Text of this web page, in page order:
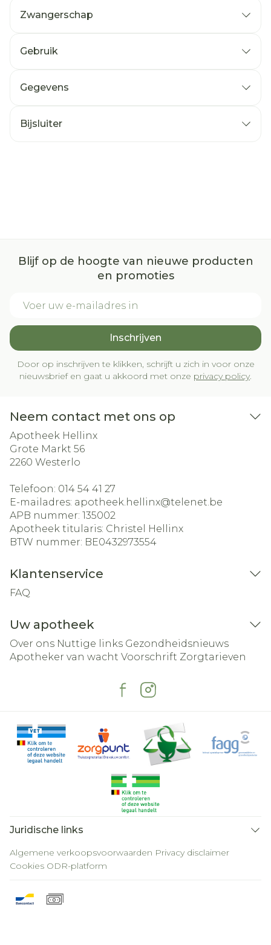
Zwangerschap
Gebruik
Gegevens
Bijsluiter
Blijf op de hoogte van nieuwe producten
en promoties
Inschrijven
Door op inschrijven te klikken, schrijft u zich in voor onze
nieuwsbrief en gaat u akkoord met onze privacy policy.
Neem contact met ons op
Apotheek Hellinx
Grote Markt 56
2260 Westerlo
Telefoon: 014 54 41 27
E-mailadres: apotheek.hellinx@telenet.be
APB nummer: 135002
Apotheek titularis: Christel Hellinx
BTW nummer: BE0432973554
Klantenservice
FAQ
Uw apotheek
Over ons Nuttige links Gezondheidsnieuws
Apotheker van wacht Voorschrift Zorgtarieven
Juridische links
Algemene verkoopsvoorwaarden Privacy disclaimer
Cookies ODR-platform